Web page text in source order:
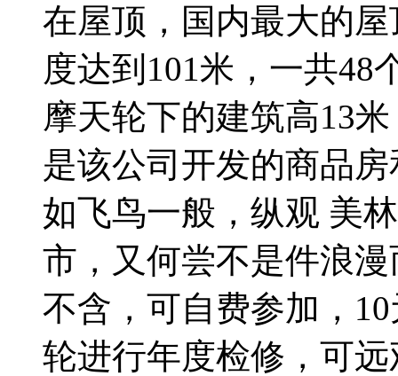
在屋顶，国内最大的
度达到101米，一共48
摩天轮下的建筑高13
是该公司开发的商品
如飞鸟一般，纵观 美
市，又何尝不是件浪
不含，可自费参加，
轮进行年度检修，可